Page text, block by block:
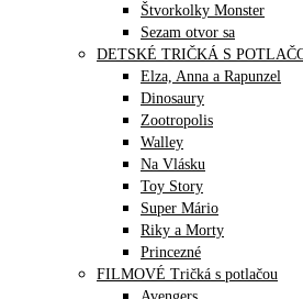
Štvorkolky Monster
Sezam otvor sa
DETSKÉ TRIČKÁ S
Elza, Anna a Rapunzel
Dinosaury
Zootropolis
Walley
Na Vlásku
Toy Story
Super Mário
Riky a Morty
Princezné
FILMOVÉ Tričká s potlačou